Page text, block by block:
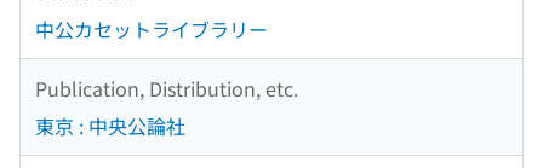
中公カセットライブラリー
Publication, Distribution, etc.
東京 : 中央公論社